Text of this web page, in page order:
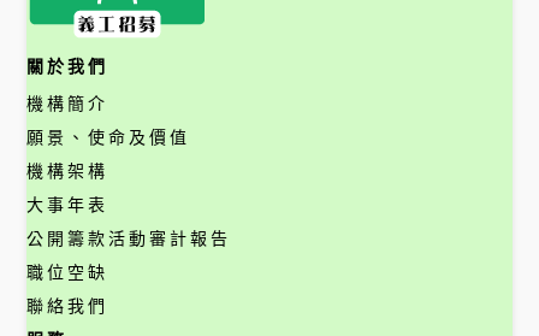
關於我們
機構簡介
願景、使命及價值
機構架構
大事年表
公開籌款活動審計報告
職位空缺
聯絡我們